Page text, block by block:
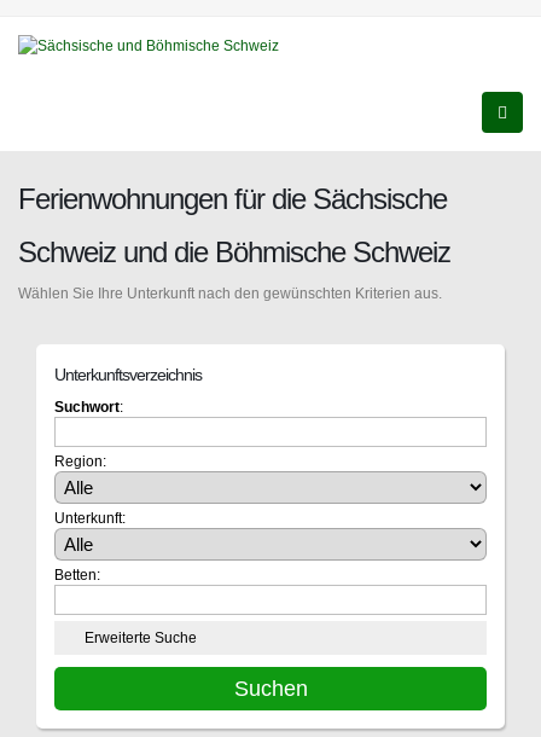
Ferienwohnungen für die Sächsische
Schweiz und die Böhmische Schweiz
Wählen Sie Ihre Unterkunft nach den gewünschten Kriterien aus.
Unterkunftsverzeichnis
Suchwort:
Region:
Unterkunft:
Betten:
Erweiterte Suche